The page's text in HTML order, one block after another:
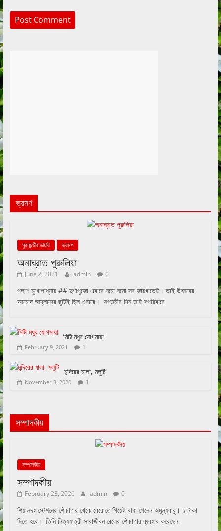
ভ্রমণ
ঘুরনচন্ডীর ডায়রি ভ্রমণ
অনাঘ্রাত পুরুলিয়া
June 2, 2021 admin 0
পলাশ মুখোপাধ্যায় ## দুর্গাপুজো এবারে নমো নমো সব জায়গাতেই। তাই উৎসবের
আমোদ আহ্লাদের ছুটিই ছিল এবারে। সপ্তমীর দিন তাই সপরিবারে
মিষ্টি মধুর যোগমায়া
February 9, 2021 1
মন্দিরের মালা, মলুটি
November 3, 2020 1
সম্পাদকীয়
সম্পাদকীয়
সম্পাদকীয়
February 23, 2026 admin 0
শিয়ালদহ স্টেশনের শৌচাগার থেকে বেরোতে গিয়েই বাধা পেলেন অমূল্যবাবু। দু টাকা
দিতে হবে। তিনি নিত্যযাত্রী সারাজীবন রেলের শৌচাগার ব্যবহার করেছেন